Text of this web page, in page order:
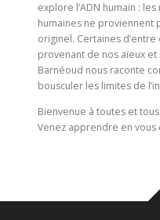
explore l’ADN humain :
humaines ne proviennent
originel. Certaines
provenant de nos aïeux
Barnéoud nous raconte
bousculer les limites de
Bienvenue à toutes et
Venez apprendre en vous